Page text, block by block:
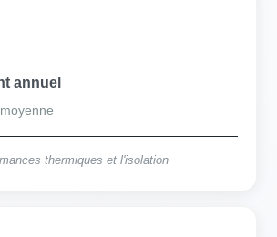
annuel
thermiques et l'isolation